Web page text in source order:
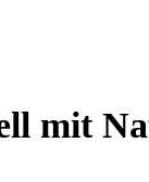
mit